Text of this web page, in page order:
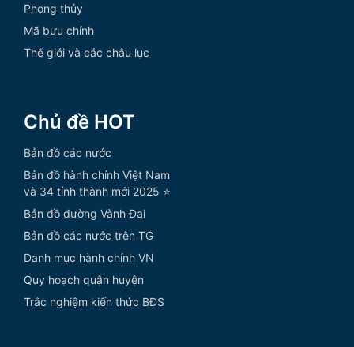
Phong thủy
Mã bưu chính
Thế giới và các châu lục
Chủ đề HOT
Bản đồ các nước
Bản đồ hành chính Việt Nam
và 34 tỉnh thành mới 2025 ⭐
Bản đồ đường Vành Đai
Bản đồ các nước trên TG
Danh mục hành chính VN
Quy hoạch quận huyện
Trắc nghiệm kiến thức BĐS